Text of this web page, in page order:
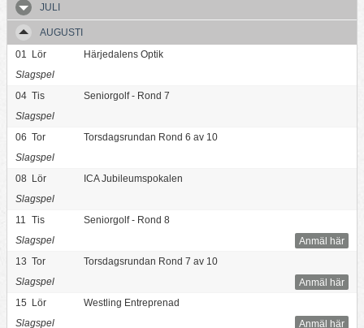
JULI
AUGUSTI
01
Lör
Härjedalens Optik
Slagspel
04 Tis
Seniorgolf - Rond 7
Slagspel
06 Tor
Torsdagsrundan Rond 6 av 10
Slagspel
08 Lör
ICA Jubileumspokalen
Slagspel
11
Tis
Seniorgolf - Rond 8
Anmäl här
Slagspel
13 Tor
Torsdagsrundan Rond 7 av 10
Anmäl här
Slagspel
15 Lör
Westling Entreprenad
Anmäl här
Slagspel